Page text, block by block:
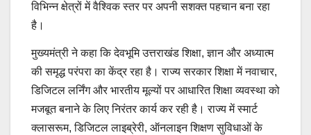
विभिन्न क्षेत्रों में वैश्विक स्तर पर अपनी सशक्त पहचान बना रहा
है।
मुख्यमंत्री ने कहा कि देवभूमि उत्तराखंड शिक्षा, ज्ञान और अध्यात्म
की समृद्ध परंपरा का केंद्र रहा है। राज्य सरकार शिक्षा में नवाचार,
डिजिटल लर्निंग और भारतीय मूल्यों पर आधारित शिक्षा व्यवस्था को
मजबूत बनाने के लिए निरंतर कार्य कर रही है। राज्य में स्मार्ट
क्लासरूम, डिजिटल लाइब्रेरी, ऑनलाइन शिक्षण सुविधाओं के